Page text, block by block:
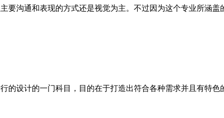
要沟通和表现的方式还是视觉为主。不过因为这个专业所涵
的设计的一门科目，目的在于打造出符合各种需求并且有特色